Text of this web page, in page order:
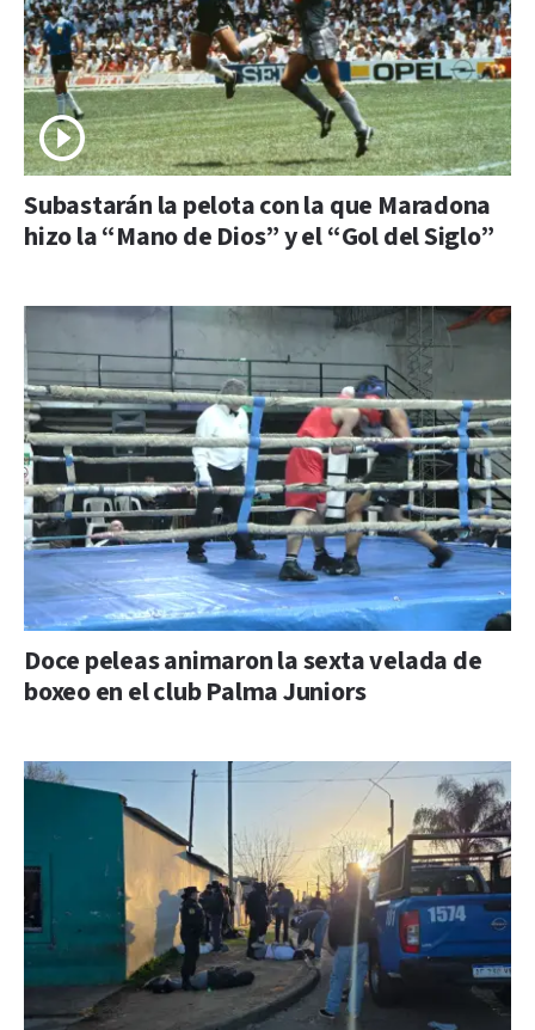
Subastarán la pelota con la que Maradona
hizo la “Mano de Dios” y el “Gol del Siglo”
Doce peleas animaron la sexta velada de
boxeo en el club Palma Juniors